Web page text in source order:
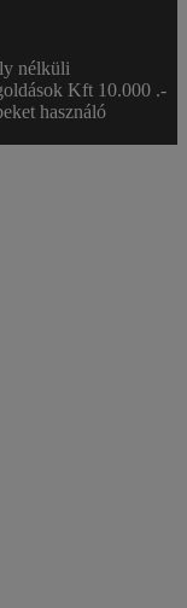
nélküli
Kft 10.000 .-
használó